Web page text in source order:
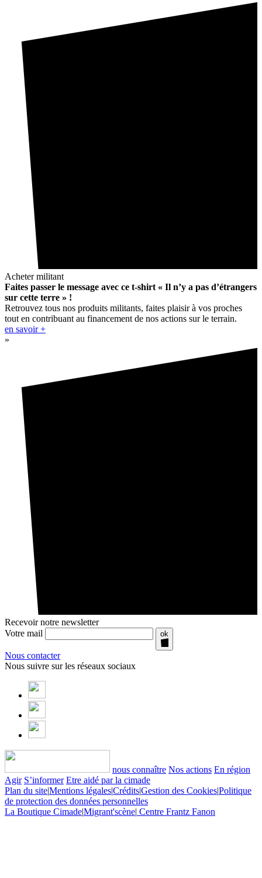
Acheter militant
Faites passer le message avec ce t-shirt « Il n’y a pas d’étrangers
sur cette terre » !
Retrouvez tous nos produits militants, faites plaisir à vos proches
tout en contribuant au financement de nos actions sur le terrain.
en savoir +
»
Recevoir notre newsletter
Votre mail
ok
Nous contacter
Nous suivre sur les réseaux sociaux
nous connaître Nos actions En région
Agir S’informer Etre aidé par la cimade
Plan du site|Mentions légales|Crédits|Gestion des Cookies|Politique
de protection des données personnelles
La Boutique Cimade|Migrant'scène| Centre Frantz Fanon